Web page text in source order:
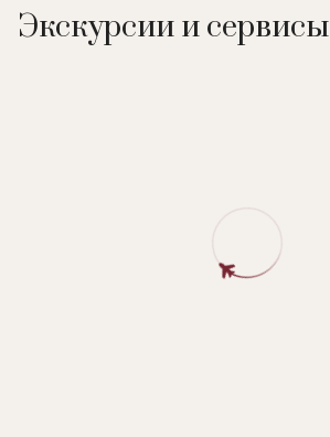
соседнем здании.
Экскурсии и сервисы